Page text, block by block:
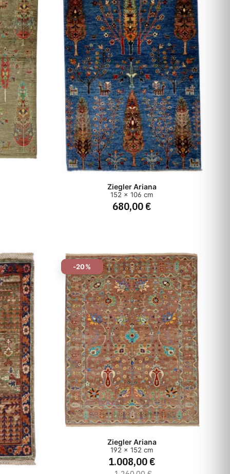
Ziegler Ariana
152 x 106 cm
680,00 €
-20%
Ziegler Ariana
192 x 152 cm
1.008,00 €